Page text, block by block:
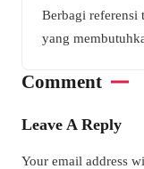
Berbagi referensi
yang
Comment
Leave A Reply
Your email address